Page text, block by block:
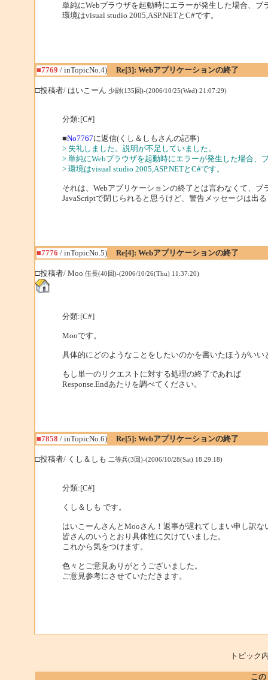
単純にWebブラウザを起動時にエラーが発生した場合、
環境はvisual studio 2005,ASP.NETとC#です。
■7769 / inTopicNo.4) Re[3]: Webアプリケーションの終了
□投稿者/ はいこーん 少尉(135回)-(2006/10/25(Wed) 21:07:29)
分類:[C#]
■No7767に返信(くし＆しもさんの記事)
> 失礼しました。説明が不足していました。
> 単純にWebブラウザを起動時にエラーが発生した場合
> 環境はvisual studio 2005,ASP.NETとC#です。
それは、Webアプリケーションの終了とは言わなくて、ブ
JavaScriptで閉じられると思うけど、警告メッセージは出
■7776 / inTopicNo.5) Re[4]: Webアプリケーションの終了
□投稿者/ Moo 伍長(40回)-(2006/10/26(Thu) 11:37:20)
分類:[C#]
Mooです。
具体的にどのようなことをしたいのかを書いたほうがいい
もし単一のリクエストに対する処理の終了であれば
Response.Endあたりを調べてください。
■7858 / inTopicNo.6) Re[5]: Webアプリケーションの終了
□投稿者/ くし＆しも 二等兵(3回)-(2006/10/28(Sat) 18:29:18)
分類:[C#]
くし＆しも です。
はいこーんさんとMooさん！返事が遅れてしまい申し訳な
皆さんのいうとおり具体性に欠けていました。
これから気をつけます。
色々とご意見ありがとうございました。
ご意見参考にさせていただきます。
トピッ
こ